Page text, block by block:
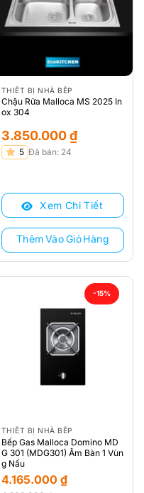
THIẾT BỊ NHÀ BẾP
Chậu Rửa Malloca MS 2025 In
ox 304
3.850.000₫
5 Đã bán: 24
Xem Chi Tiết
Thêm Vào Giỏ Hàng
-15%
THIẾT BỊ NHÀ BẾP
Bếp Gas Malloca Domino MD
G 301 (MDG301) Âm Bàn 1 Vùn
g Nấu
4.165.000 ₫